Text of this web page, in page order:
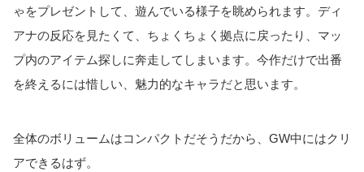
ゃをプレゼントして、遊んでいる様子を眺められます。ディ
アナの反応を見たくて、ちょくちょく拠点に戻ったり、マッ
プ内のアイテム探しに奔走してしまいます。今作だけで出番
を終えるには惜しい、魅力的なキャラだと思います。
全体のボリュームはコンパクトだそうだから、GW中にはクリ
アできるはず。